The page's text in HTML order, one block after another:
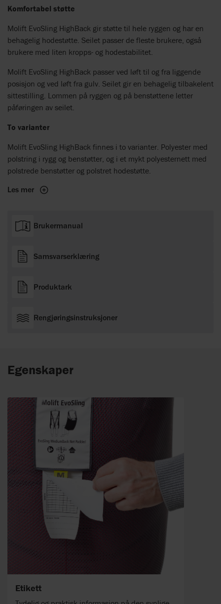
Komfortabel støtte
Molift EvoSling HighBack gir støtte til hele ryggen og har en
behagelig hodestøtte. Seilet passer de fleste brukere, også
brukere med liten kropps- og hodestabilitet.
Molift EvoSling HighBack passer ved løft til og fra liggende
posisjon og ved løft fra gulv. Seilet gir en behagelig tilbakelent
sittestilling. Lommen på ryggen og på benstøttene letter
påføringen av seilet.
To varianter
Molift EvoSling HighBack finnes i to varianter. Polyester med
polstring i rygg og benstøtter, og i et mykt polyesternett med
polstrede benstøtter og polstret hodestøtte.
Les mer
Brukermanual
Samsvarserklæring
Produktark
Rengjøringsinstruksjoner
Egenskaper
Etikett